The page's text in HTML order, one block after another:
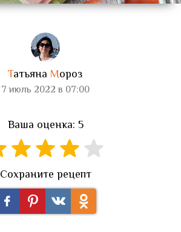
Татьяна Мороз
7 июль 2022 в 07:00
Ваша оценка: 5
Сохраните рецепт